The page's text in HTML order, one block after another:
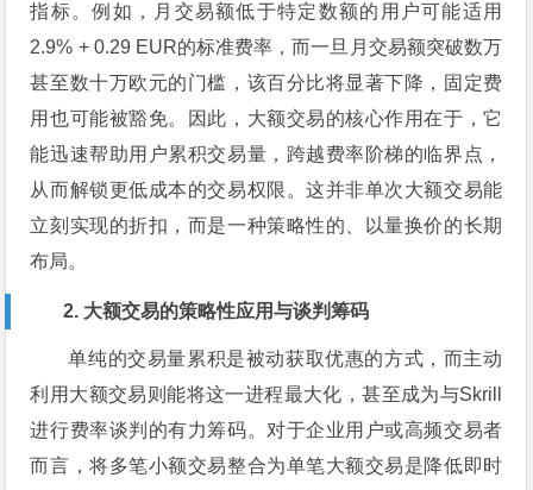
指标。例如，月交易额低于特定数额的用户可能适用
2.9% + 0.29 EUR的标准费率，而一旦月交易额突破数万
甚至数十万欧元的门槛，该百分比将显著下降，固定费
用也可能被豁免。因此，大额交易的核心作用在于，它
能迅速帮助用户累积交易量，跨越费率阶梯的临界点，
从而解锁更低成本的交易权限。这并非单次大额交易能
立刻实现的折扣，而是一种策略性的、以量换价的长期
布局。
2. 大额交易的策略性应用与谈判筹码
单纯的交易量累积是被动获取优惠的方式，而主动
利用大额交易则能将这一进程最大化，甚至成为与Skrill
进行费率谈判的有力筹码。对于企业用户或高频交易者
而言，将多笔小额交易整合为单笔大额交易是降低即时